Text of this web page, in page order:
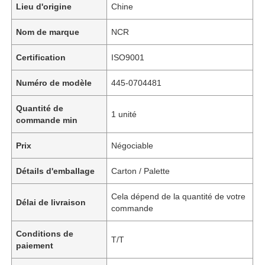
Lieu d'origine Chine
Nom de marque NCR
Certification ISO9001
Numéro de modèle 445-0704481
Quantité de
commande min
1 unité
Prix Négociable
Détails d'emballage Carton / Palette
Délai de livraison
Cela dépend de la quantité de votre
commande
Conditions de
paiement
T/T